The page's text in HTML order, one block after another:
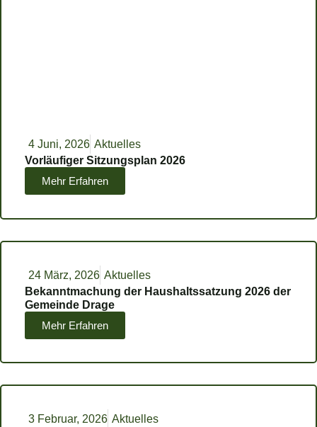
4 Juni, 2026 Aktuelles
Vorläufiger Sitzungsplan 2026
Mehr Erfahren
24 März, 2026 Aktuelles
Bekanntmachung der Haushaltssatzung 2026 der
Gemeinde Drage
Mehr Erfahren
3 Februar, 2026 Aktuelles